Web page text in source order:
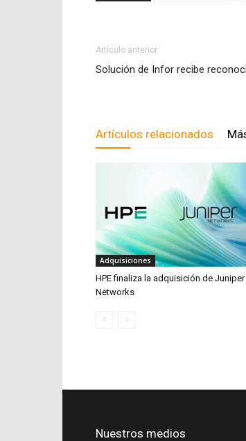
Artículo anterior
Solución de Infor recibe
Artículos relacionados
Adquisiciones
HPE finaliza la adquisición de Juniper
Networks
Nuestros medios